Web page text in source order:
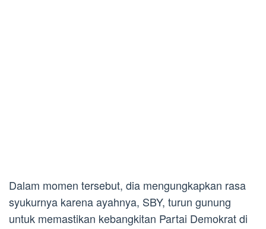
Dalam momen tersebut, dia mengungkapkan rasa
syukurnya karena ayahnya, SBY, turun gunung
untuk memastikan kebangkitan Partai Demokrat di